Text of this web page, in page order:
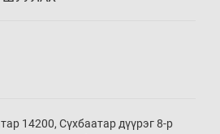
14200, Сүхбаатар дүүрэг 8-р